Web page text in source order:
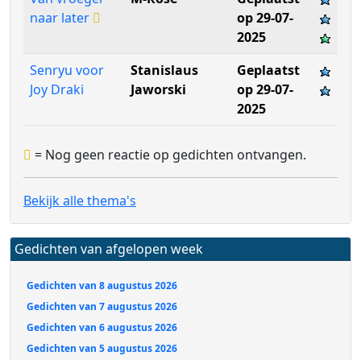
naar later
op 29-07-
2025
Senryu voor
Joy Draki
Stanislaus
Jaworski
Geplaatst
op 29-07-
2025
= Nog geen reactie op gedichten ontvangen.
Bekijk alle thema's
Gedichten van afgelopen week
Gedichten van 8 augustus 2026
Gedichten van 7 augustus 2026
Gedichten van 6 augustus 2026
Gedichten van 5 augustus 2026